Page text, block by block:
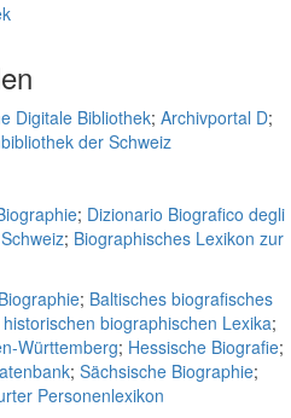
Digitale Bibliothek; Archivportal D;
der Schweiz
; Dizionario Biografico degli
; Biographisches Lexikon zur
; Baltisches biografisches
biographischen Lexika;
Württemberg; Hessische Biografie;
; Sächsische Biographie;
Personenlexikon